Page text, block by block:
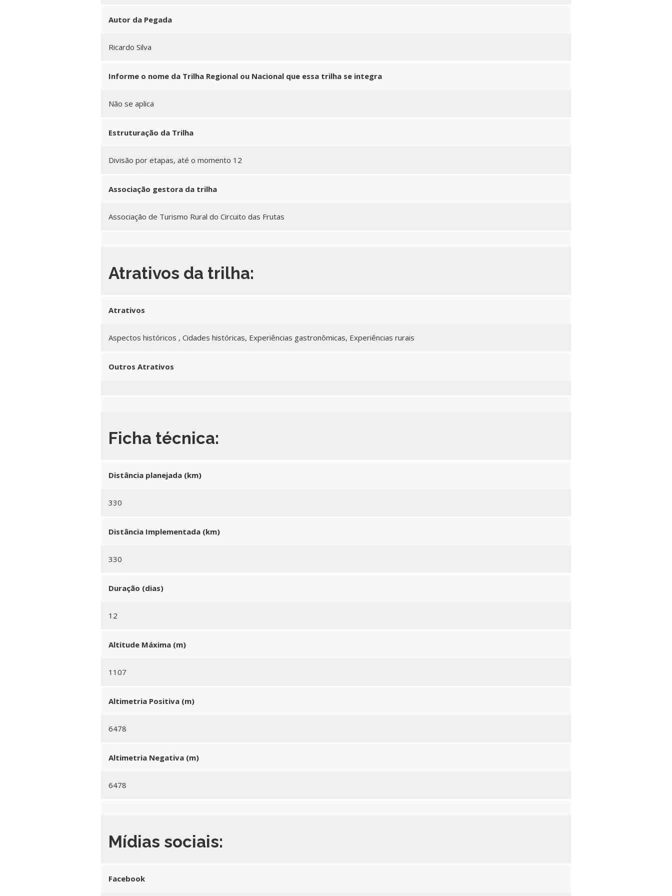
Autor da Pegada
Ricardo Silva
Informe o nome da Trilha Regional ou Nacional que essa trilha se integra
Não se aplica
Estruturação da Trilha
Divisão por etapas, até o momento 12
Associação gestora da trilha
Associação de Turismo Rural do Circuito das Frutas
Atrativos da trilha:
Atrativos
Aspectos históricos , Cidades históricas, Experiências gastronômicas, Experiências rurais
Outros Atrativos
Ficha técnica:
Distância planejada (km)
330
Distância Implementada (km)
330
Duração (dias)
12
Altitude Máxima (m)
1107
Altimetria Positiva (m)
6478
Altimetria Negativa (m)
6478
Mídias sociais:
Facebook